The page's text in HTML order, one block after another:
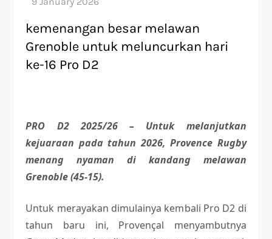
kemenangan besar melawan
Grenoble untuk meluncurkan hari
ke-16 Pro D2
PRO D2 2025/26 – Untuk melanjutkan
kejuaraan pada tahun 2026, Provence Rugby
menang nyaman di kandang melawan
Grenoble (45-15).
Untuk merayakan dimulainya kembali Pro D2 di
tahun baru ini, Provençal menyambutnya